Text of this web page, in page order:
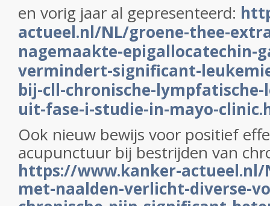
en vorig jaar al gepresenteerd:
actueel.nl/NL/groene-thee-
nagemaakte-epigallocatechin-
vermindert-significant-
bij-cll-chronische-
uit-fase-i-studie-in-mayo-
Ook nieuw bewijs voor positief
acupunctuur bij bestrijden van
https://www.kanker-
met-naalden-verlicht-diverse-